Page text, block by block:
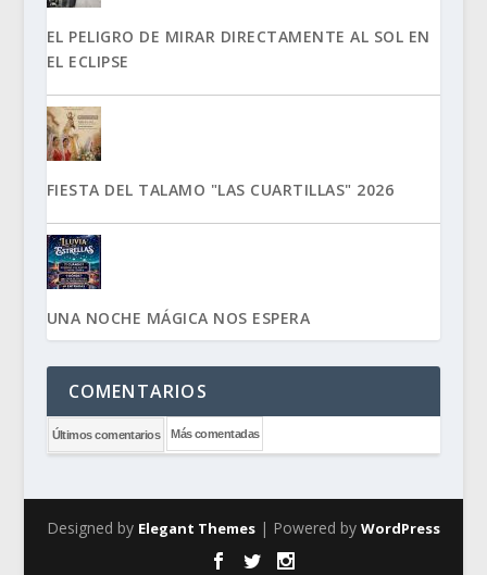
EL PELIGRO DE MIRAR DIRECTAMENTE AL SOL EN
EL ECLIPSE
FIESTA DEL TALAMO "LAS CUARTILLAS" 2026
UNA NOCHE MÁGICA NOS ESPERA
COMENTARIOS
Últimos comentarios Más comentadas
Designed by Elegant Themes| Powered by WordPress